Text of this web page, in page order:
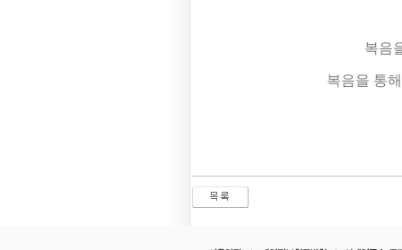
복음
복음을 통